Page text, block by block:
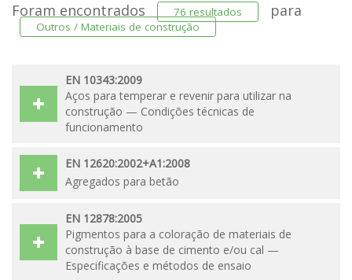
Foram encontrados 76 resultados para
Outros / Materiais de construção
EN 10343:2009
Aços para temperar e revenir para utilizar na
construção — Condições técnicas de
funcionamento
EN 12620:2002+A1:2008
Agregados para betão
EN 12878:2005
Pigmentos para a coloração de materiais de
construção à base de cimento e/ou cal —
Especificações e métodos de ensaio